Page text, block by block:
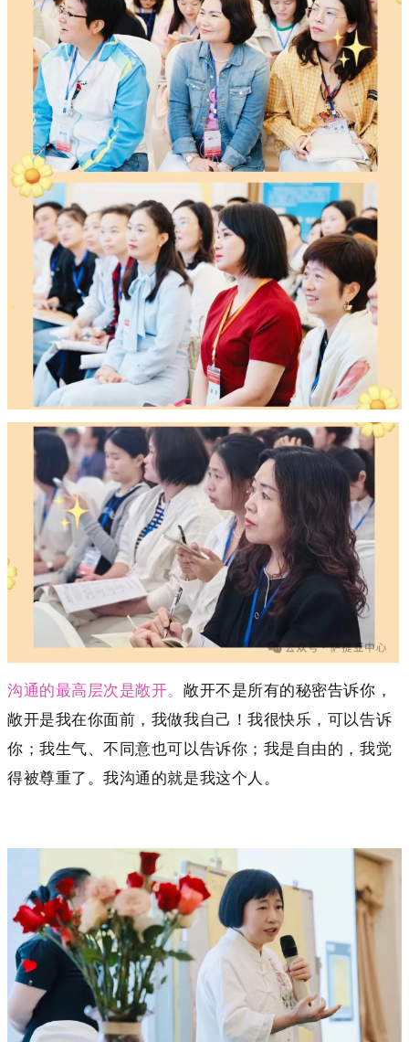
沟通的最高层次是敞开。 敞开不是所有的秘密告诉你，
敞开是我在你面前，我做我自己！我很快乐，可以告诉
你；我生气、不同意也可以告诉你；我是自由的，我觉
得被尊重了。我沟通的就是我这个人。